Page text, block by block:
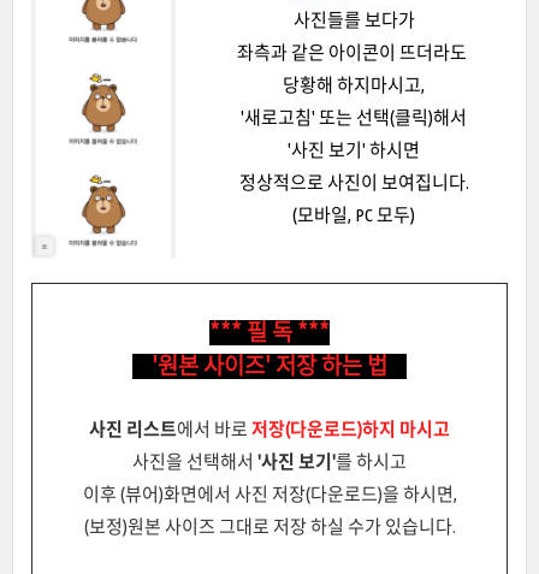
사진들를 보다가
좌측과 같은 아이콘이 뜨더라도
당황해 하지마시고,
'새로고침' 또는 선택(클릭)해서
'사진 보기' 하시면
정상적으로 사진이 보여집니다.
(모바일, PC 모두)
*** 필 독 ***
'원본 사이즈' 저장 하는 법
사진 리스트에서 바로 저장(다운로드)하지 마시고
사진을 선택해서 '사진 보기'를 하시고
이후 (뷰어)화면에서 사진 저장(다운로드)을 하시면,
(보정)원본 사이즈 그대로 저장 하실 수가 있습니다.